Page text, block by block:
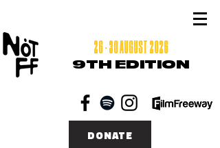
26 - 30 AUGUST 2026
9TH EDITION
DONATE